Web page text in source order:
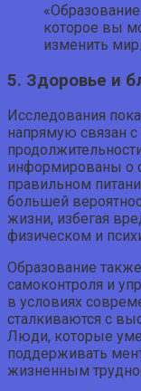
которое вы
изменить
5. Здоровье и
Исследования
напрямую связан
информированы о
правильном
большей
жизни, избегая
физическом и
Образование
самоконтроля и
в условиях
сталкиваются с
Люди, которые
поддерживать
жизненным